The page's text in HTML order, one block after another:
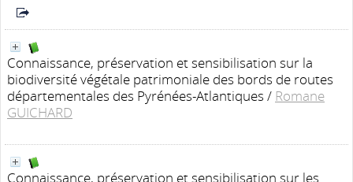
Connaissance, préservation et sensibilisation sur la
biodiversité végétale patrimoniale des bords de routes
départementales des Pyrénées-Atlantiques / Romane
GUICHARD
Connaissance, préservation et sensibilisation sur les